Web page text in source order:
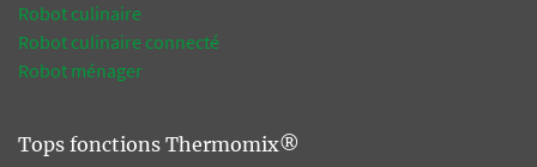
Robot culinaire
Robot culinaire connecté
Robot ménager
Tops fonctions Thermomix®